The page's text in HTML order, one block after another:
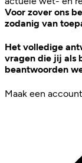
Voor zover ons
zodanig van
Het volledige
vragen die jij als
beantwoorden
Maak een